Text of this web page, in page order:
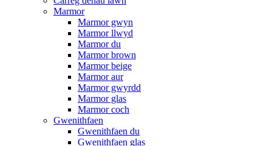
Marmor
Marmor gwyn
Marmor llwyd
Marmor du
Marmor brown
Marmor beige
Marmor aur
Marmor gwyrdd
Marmor glas
Marmor coch
Gwenithfaen
Gwenithfaen du
Gwenithfaen glas